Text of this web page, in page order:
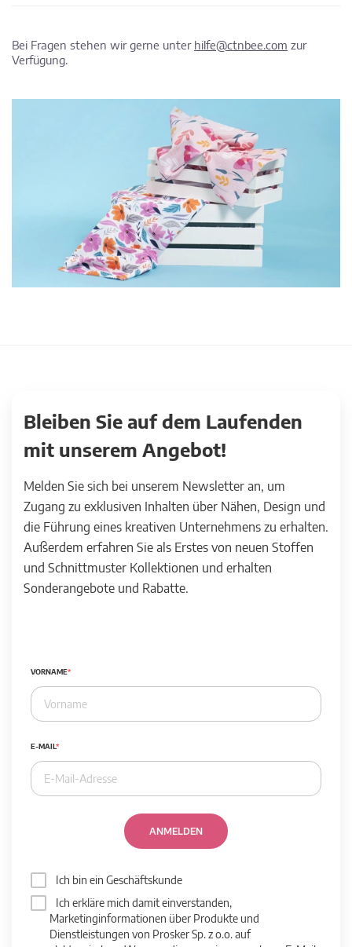
Bei Fragen stehen wir gerne unter hilfe@ctnbee.com zur
Verfügung.
Bleiben Sie auf dem Laufenden
mit unserem Angebot!
Melden Sie sich bei unserem Newsletter an, um
Zugang zu exklusiven Inhalten über Nähen, Design und
die Führung eines kreativen Unternehmens zu erhalten.
Außerdem erfahren Sie als Erstes von neuen Stoffen
und Schnittmuster Kollektionen und erhalten
Sonderangebote und Rabatte.
VORNAME
E-MAIL
ANMELDEN
Ich bin ein Geschäftskunde
Ich erkläre mich damit einverstanden,
Marketinginformationen über Produkte und
Dienstleistungen von Prosker Sp. z o.o. auf